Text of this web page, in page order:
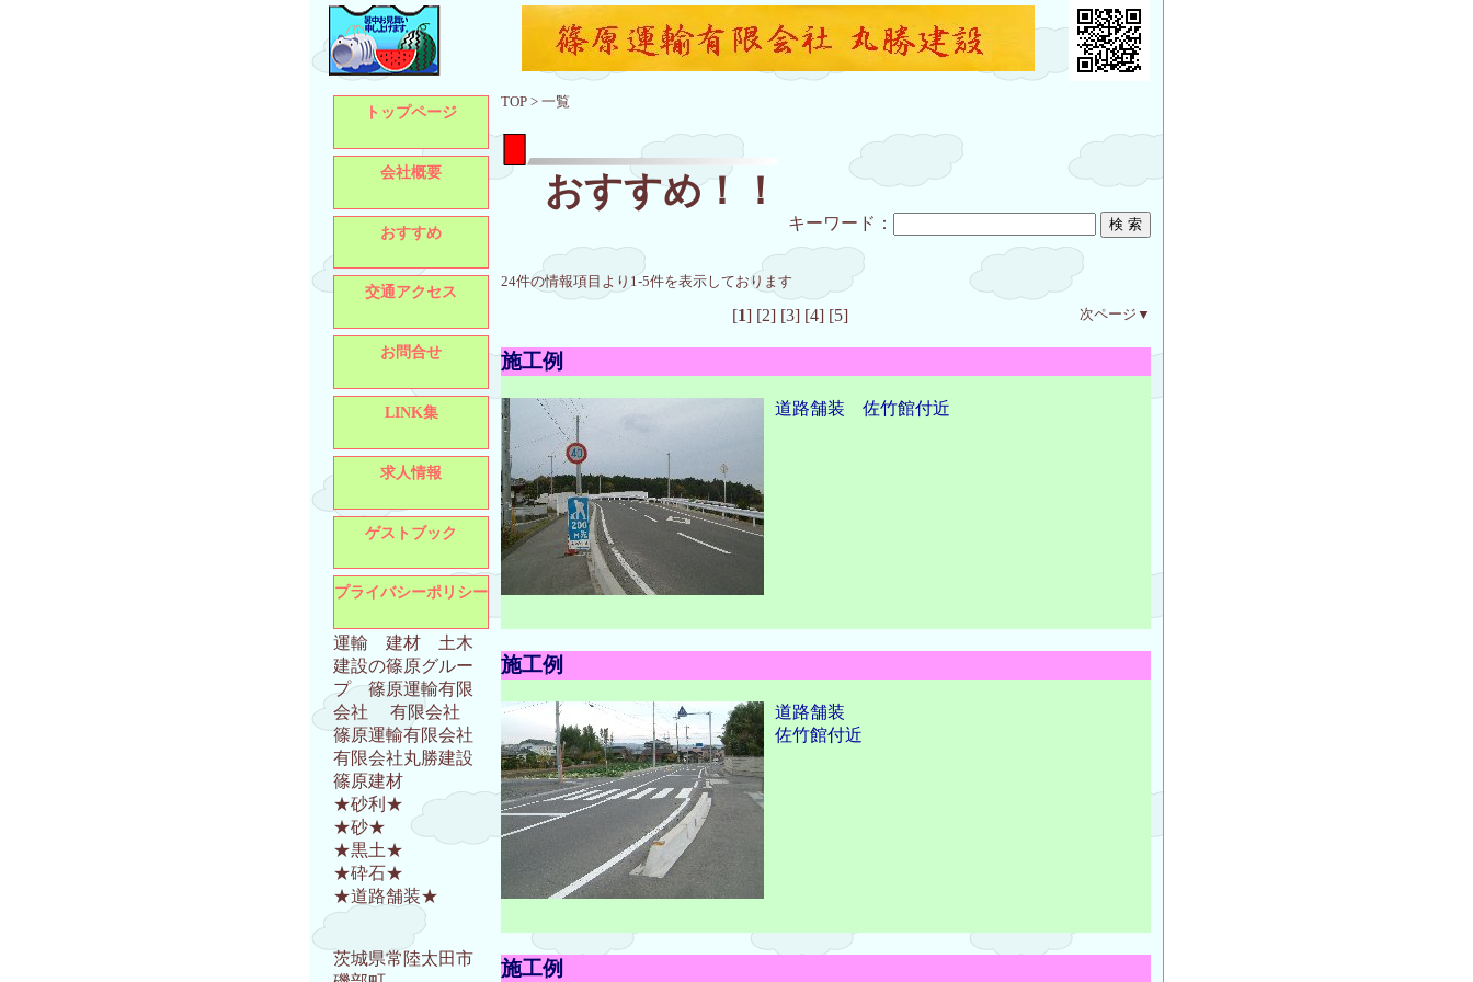
トップページ
会社概要
おすすめ
交通アクセス
お問合せ
LINK集
求人情報
ゲストブック
プライバシーポリシー
運輸 建材 土木
建設の篠原グルー
プ 篠原運輸有限
会社 有限会社
篠原運輸有限会社
有限会社丸勝建設
篠原建材
★砂利★
★砂★
★黒土★
★砕石★
★道路舗装★
茨城県常陸太田市
TOP > 一覧
おすすめ！！
キーワード：
24件の情報項目より1-5件を表示しております
次ページ▼
[1] [2] [3] [4] [5]
施工例
道路舗装 佐竹館付近
施工例
道路舗装
佐竹館付近
施工例